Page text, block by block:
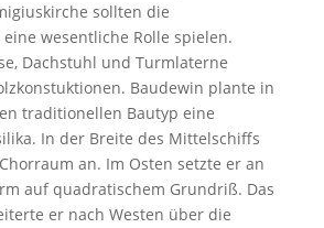
sollten die
wesentliche Rolle spielen.
Dachstuhl und Turmlaterne
Baudewin plante in
traditionellen Bautyp eine
In der Breite des Mittelschiffs
an. Im Osten setzte er an
auf quadratischem Grundriß. Das
er nach Westen über die